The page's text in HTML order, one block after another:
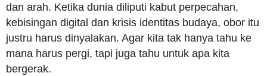
dan arah. Ketika dunia diliputi kabut perpecahan,
kebisingan digital dan krisis identitas budaya, obor itu
justru harus dinyalakan. Agar kita tak hanya tahu ke
mana harus pergi, tapi juga tahu untuk apa kita
bergerak.